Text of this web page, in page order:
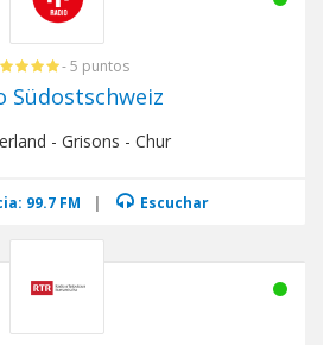
- 5 puntos
Südostschweiz
- Grisons - Chur
99.7 FM | Escuchar